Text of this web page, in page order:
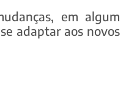
em algum
adaptar aos novos